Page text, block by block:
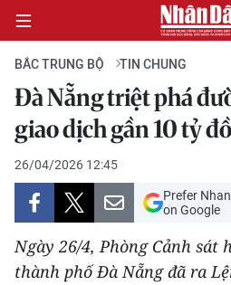
CHÍNH TRỊ
KINH TẾ
VĂN HÓA
XÃ HỘI
BẮC TRUNG BỘ TIN CHUNG
Đà Nẵng triệt phá
giao dịch gần 10 tỷ
26/04/2026 12:45
Prefer
on Google
Ngày 26/4, Phòng Cảnh sát
thành phố Đà Nẵng đã ra